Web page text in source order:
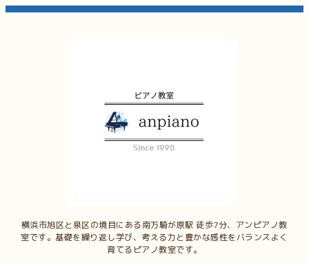
横浜市旭区と泉区の境目にある南万騎が原駅 徒歩7分、アンピアノ教
室です。基礎を繰り返し学び、考える力と豊かな感性をバランスよく
育てるピアノ教室です。